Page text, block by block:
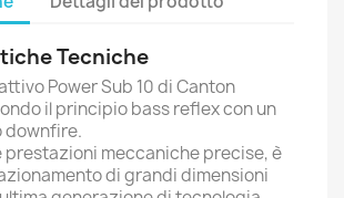
Tecniche
Power Sub 10 di Canton
il principio bass reflex con un
downfire.
prestazioni meccaniche precise, è
di grandi dimensioni